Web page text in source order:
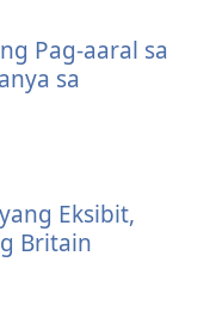
Pag-aaral sa
sa
Eksibit,
Britain